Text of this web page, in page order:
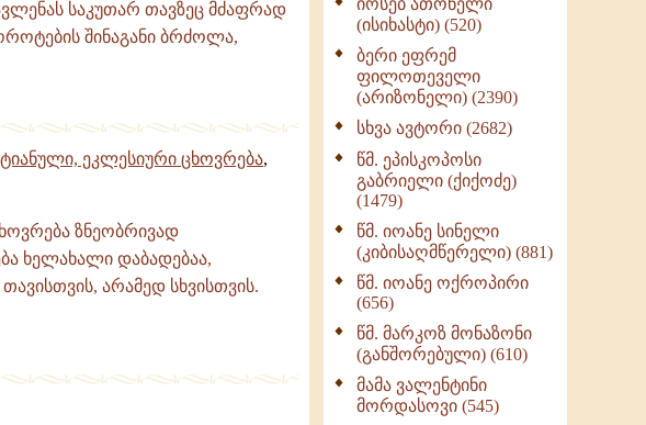
საკუთარ თავზეც მძაფრად
შინაგანი ბრძოლა,
ეკლესიური ცხოვრება,
ზნეობრივად
ხელახალი დაბადებაა,
არამედ სხვისთვის.
Wisdomge (514)
ქადაგებანი გაბრიელ
ეპისკოპოსისა - II ტომი
(370)
სულიერი ცხოვრების
სახელმძღვანელო -
ნაწილი II (369)
ღმერთი და ადამიანები
(287)
ბერის დიადემა (278)
მონაზვნური
გამოცდილების
ოთხი ასეული თავი
სიყვარულის შესახებ
(259)
იოსებ ათონელი
(ისიხასტი) (520)
ბერი ეფრემ
ფილოთეველი
(არიზონელი) (2390)
სხვა ავტორი (2682)
წმ. ეპისკოპოსი
გაბრიელი (ქიქოძე)
(1479)
წმ. იოანე სინელი
(კიბისაღმწერელი) (881)
წმ. იოანე ოქროპირი
(656)
წმ. მარკოზ მონაზონი
(განშორებული) (610)
მამა ვალენტინი
მორდასოვი (545)